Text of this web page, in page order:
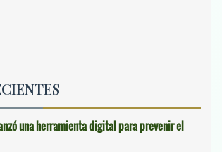
una herramienta digital para prevenir el